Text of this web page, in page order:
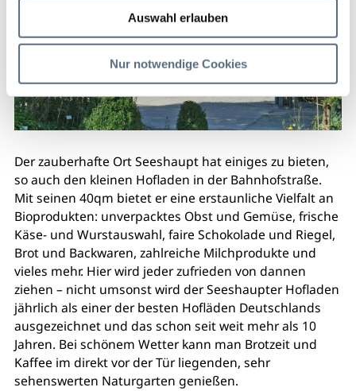
Auswahl erlauben
Nur notwendige Cookies
Der zauberhafte Ort Seeshaupt hat einiges zu bieten,
so auch den kleinen Hofladen in der Bahnhofstraße.
Mit seinen 40qm bietet er eine erstaunliche Vielfalt an
Bioprodukten: unverpacktes Obst und Gemüse, frische
Käse- und Wurstauswahl, faire Schokolade und Riegel,
Brot und Backwaren, zahlreiche Milchprodukte und
vieles mehr. Hier wird jeder zufrieden von dannen
ziehen – nicht umsonst wird der Seeshaupter Hofladen
jährlich als einer der besten Hofläden Deutschlands
ausgezeichnet und das schon seit weit mehr als 10
Jahren. Bei schönem Wetter kann man Brotzeit und
Kaffee im direkt vor der Tür liegenden, sehr
sehenswerten Naturgarten genießen.